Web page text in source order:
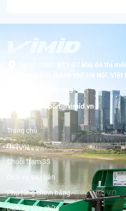
BT1-07 khu đô thị
Dương Nội, thành phố Hà Nội, Việt
19001089
support@vimid.vn
Trang chủ
Dịch vụ
Chuỗi trạm 3S
Dịch vụ sau bán
Phụ tùng chính hãng
Dịch vụ sửa chữa